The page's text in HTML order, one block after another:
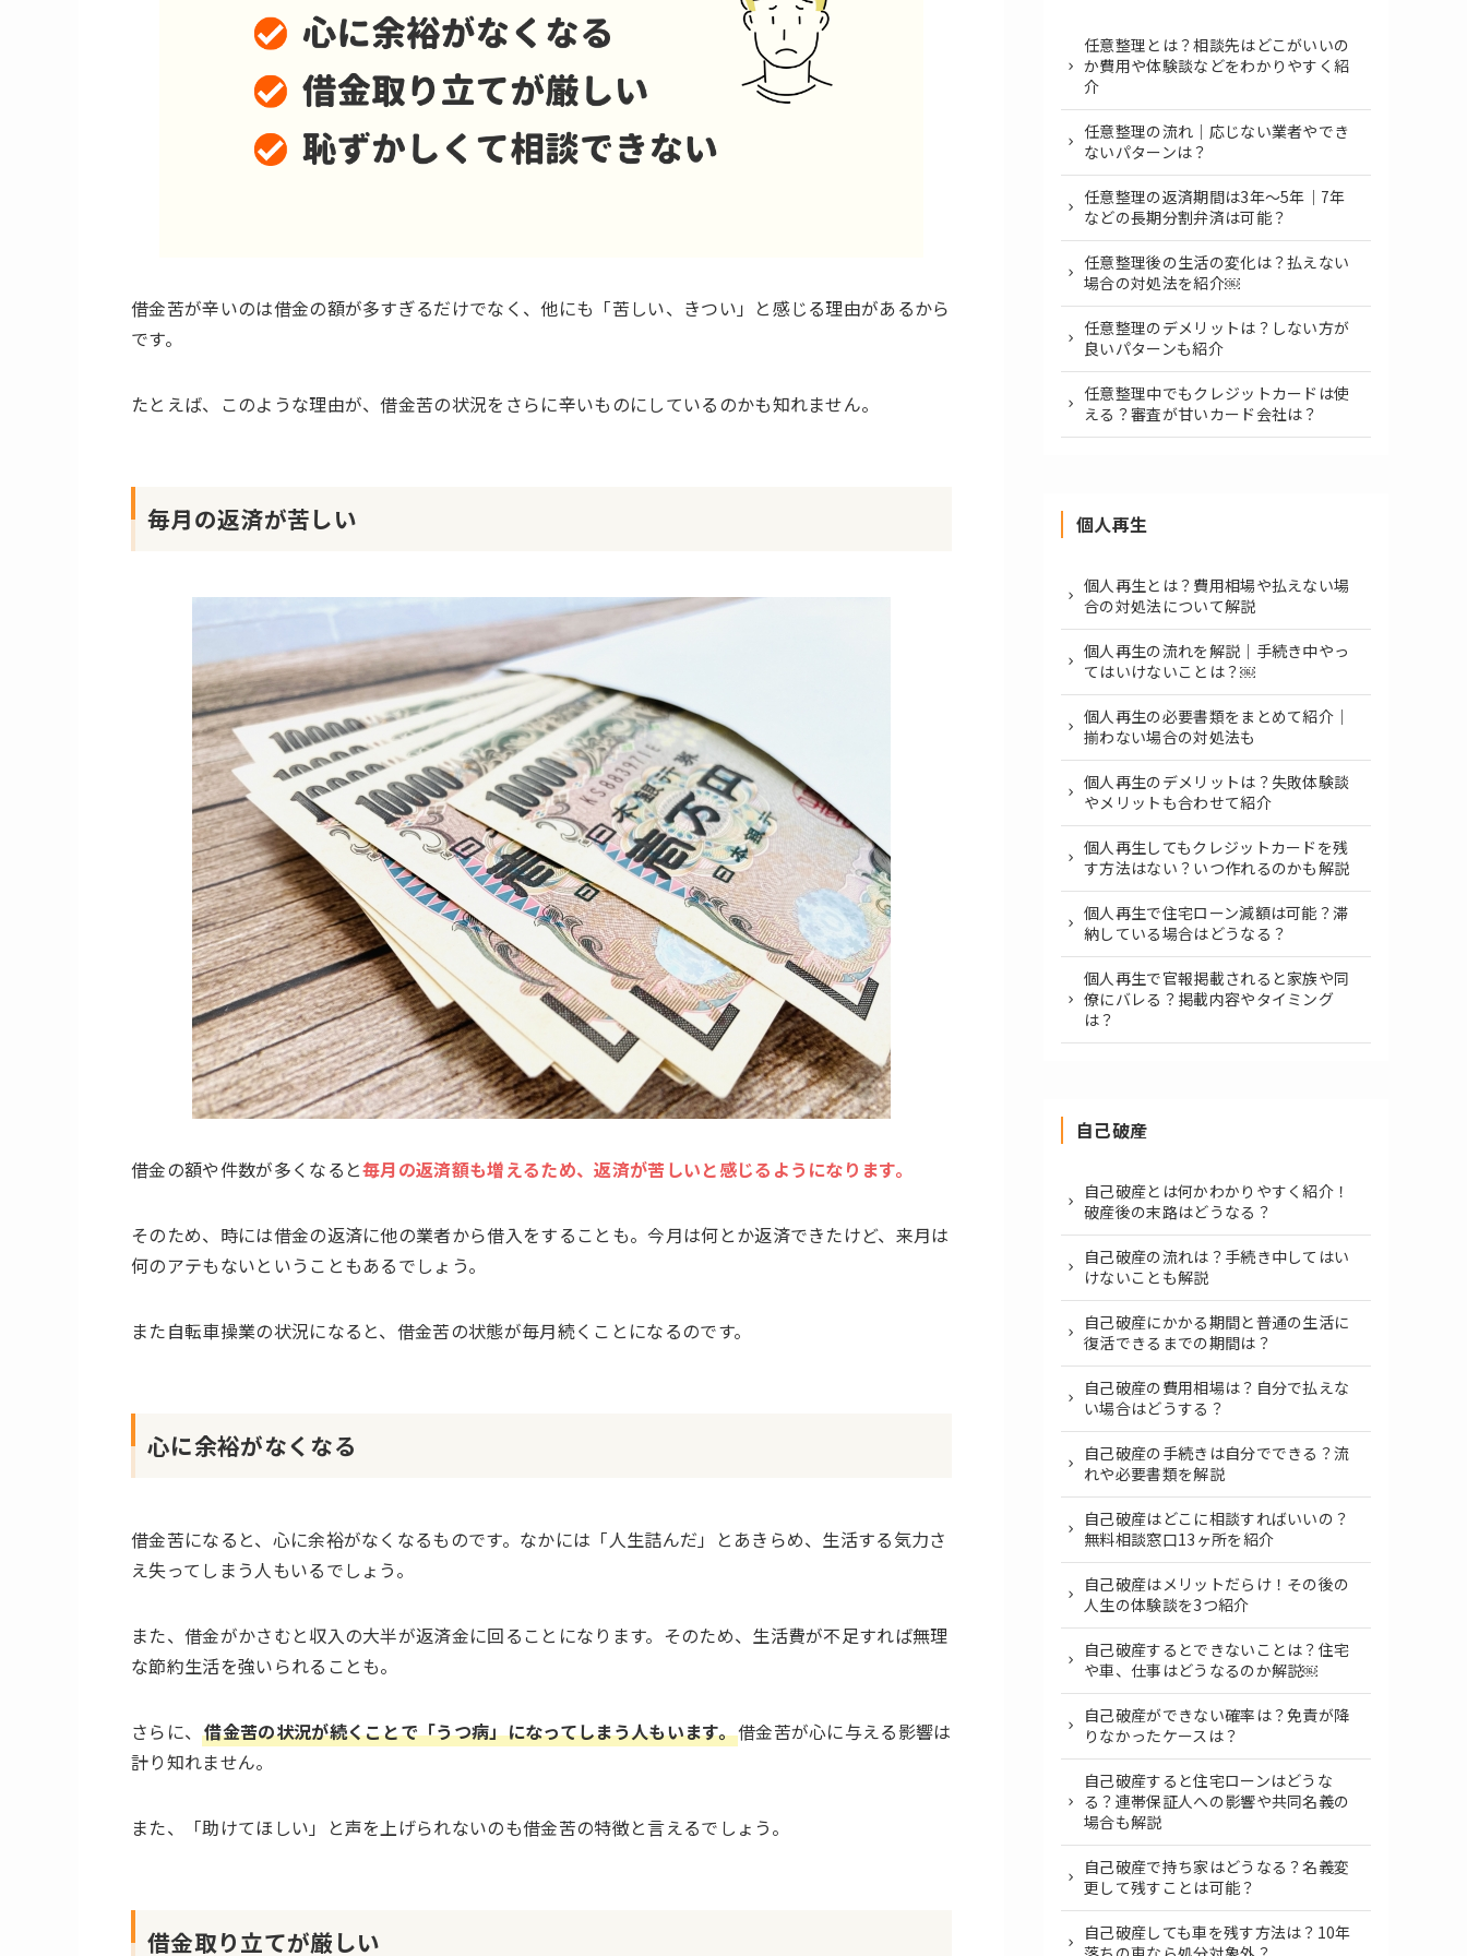
借金苦が辛いのは借金の額が多すぎるだけでなく、他にも「苦しい、きつい」と感じる理由があるから
です。
たとえば、このような理由が、借金苦の状況をさらに辛いものにしているのかも知れません。
毎月の返済が苦しい
借金の額や件数が多くなると毎月の返済額も増えるため、返済が苦しいと感じるようになります。
そのため、時には借金の返済に他の業者から借入をすることも。今月は何とか返済できたけど、来月は
何のアテもないということもあるでしょう。
また自転車操業の状況になると、借金苦の状態が毎月続くことになるのです。
心に余裕がなくなる
借金苦になると、心に余裕がなくなるものです。なかには「人生詰んだ」とあきらめ、生活する気力さ
え失ってしまう人もいるでしょう。
また、借金がかさむと収入の大半が返済金に回ることになります。そのため、生活費が不足すれば無理
な節約生活を強いられることも。
さらに、借金苦の状況が続くことで「うつ病」になってしまう人もいます。借金苦が心に与える影響は
計り知れません。
また、「助けてほしい」と声を上げられないのも借金苦の特徴と言えるでしょう。
借金取り立てが厳しい
任意整理とは？相談先はどこがいいの
か費用や体験談などをわかりやすく紹
介
任意整理の流れ｜応じない業者やでき
ないパターンは？
任意整理の返済期間は3年～5年｜7年
などの長期分割弁済は可能？
任意整理後の生活の変化は？払えない
場合の対処法を紹介￼
任意整理のデメリットは？しない方が
良いパターンも紹介
任意整理中でもクレジットカードは使
える？審査が甘いカード会社は？
個人再生
個人再生とは？費用相場や払えない場
合の対処法について解説
個人再生の流れを解説｜手続き中やっ
てはいけないことは？￼
個人再生の必要書類をまとめて紹介｜
揃わない場合の対処法も
個人再生のデメリットは？失敗体験談
やメリットも合わせて紹介
個人再生してもクレジットカードを残
す方法はない？いつ作れるのかも解説
個人再生で住宅ローン減額は可能？滞
納している場合はどうなる？
個人再生で官報掲載されると家族や同
僚にバレる？掲載内容やタイミング
は？
自己破産
自己破産とは何かわかりやすく紹介！
破産後の末路はどうなる？
自己破産の流れは？手続き中してはい
けないことも解説
自己破産にかかる期間と普通の生活に
復活できるまでの期間は？
自己破産の費用相場は？自分で払えな
い場合はどうする？
自己破産の手続きは自分でできる？流
れや必要書類を解説
自己破産はどこに相談すればいいの？
無料相談窓口13ヶ所を紹介
自己破産はメリットだらけ！その後の
人生の体験談を3つ紹介
自己破産するとできないことは？住宅
や車、仕事はどうなるのか解説￼
自己破産ができない確率は？免責が降
りなかったケースは？
自己破産すると住宅ローンはどうな
る？連帯保証人への影響や共同名義の
場合も解説
自己破産で持ち家はどうなる？名義変
更して残すことは可能？
自己破産しても車を残す方法は？10年